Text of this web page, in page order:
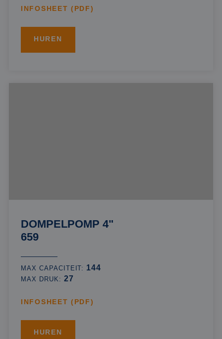
INFOSHEET (PDF)
HUREN
DOMPELPOMP 4"
659
MAX CAPACITEIT: 144
MAX DRUK: 27
INFOSHEET (PDF)
HUREN